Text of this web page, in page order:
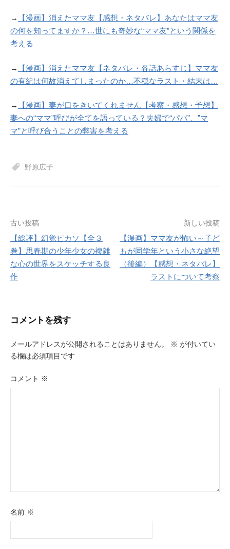
→
【漫画】消えたママ友【感想・ネタバレ】あなたはママ友
の何を知ってますか？…世にも奇妙な“ママ友”という関係を
考える
→
【漫画】消えたママ友【ネタバレ・各話あらすじ】ママ友
の有紀は何故消えてしまったのか…不穏なラスト・結末は…
→
【漫画】妻が口をきいてくれません【考察・感想・予想】
妻への“ママ”呼びが全てを語っている？夫婦で“パパ”、”マ
マ”と呼び合うことの弊害を考える
野原広子
投
稿
ナ
ビ
ー
ョ
ン
古い投稿
【総評】幻覚ピカソ【全３
巻】思春期の少年少女の複雑
な心の世界をスケッチする良
作
新しい投稿
【漫画】ママ友が怖い～子ど
もが同学年という小さな絶望
（後編）【感想・ネタバレ】
ラストについて考察
コメントを残す
メールアドレスが公開されることはありません。 ※ が付いてい
る欄は必須項目です
コメント ※
名前 ※